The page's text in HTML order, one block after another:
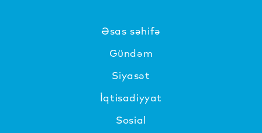
Əsas səhifə
Gündəm
Siyasət
İqtisadiyyat
Sosial